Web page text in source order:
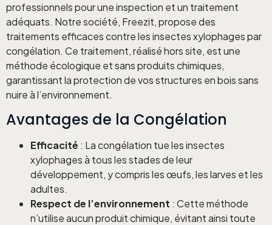
professionnels pour une inspection et un traitement
adéquats. Notre société, Freezit, propose des
traitements efficaces contre les insectes xylophages par
congélation. Ce traitement, réalisé hors site, est une
méthode écologique et sans produits chimiques,
garantissant la protection de vos structures en bois sans
nuire à l’environnement.
Avantages de la Congélation
Efficacité : La congélation tue les insectes
xylophages à tous les stades de leur
développement, y compris les œufs, les larves et les
adultes.
Respect de l’environnement : Cette méthode
n’utilise aucun produit chimique, évitant ainsi toute